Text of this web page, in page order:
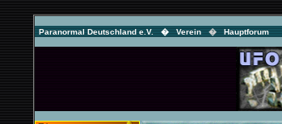
Paranormal Deutschland e.V. �Verein�Hauptforum